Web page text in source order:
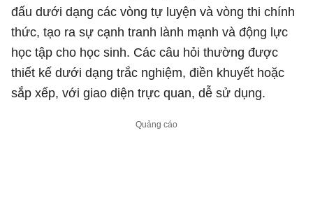
đấu dưới dạng các vòng tự luyện và vòng thi chính
thức, tạo ra sự cạnh tranh lành mạnh và động lực
học tập cho học sinh. Các câu hỏi thường được
thiết kế dưới dạng trắc nghiệm, điền khuyết hoặc
sắp xếp, với giao diện trực quan, dễ sử dụng.